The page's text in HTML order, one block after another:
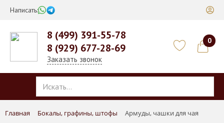
Написать:
8 (499) 391-55-78
8 (929) 677-28-69
Заказать звонок
0
Главная Бокалы, графины, штофы Армуды, чашки для чая